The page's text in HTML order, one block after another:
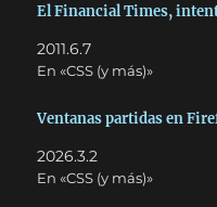
El Financial Times,
2011.6.7
En «CSS (y más)»
Ventanas partidas en
2026.3.2
En «CSS (y más)»